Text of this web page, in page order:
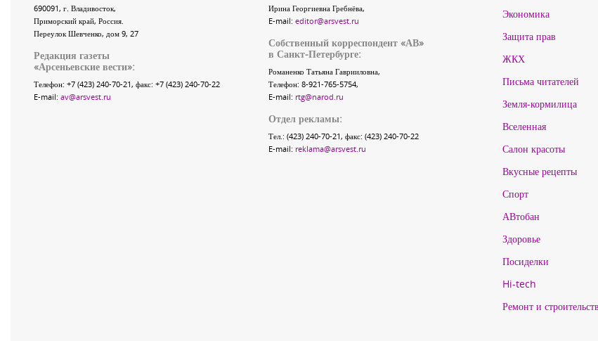
690091, г. Владивосток,
Приморский край, Россия.
Переулок Шевченко, дом 9, 27
Редакция газеты
«Арсеньевские вести»:
Телефон: +7 (423) 240-70-21, факс: +7 (423) 240-70-22
E-mail: av@arsvest.ru
Ирина Георгиевна Гребнёва,
E-mail: editor@arsvest.ru
Собственный корреспондент «АВ»
в Санкт-Петербурге:
Романенко Татьяна Гаврииловна,
Телефон: 8-921-765-5754,
E-mail: rtg@narod.ru
Отдел рекламы:
Тел.: (423) 240-70-21, факс: (423) 240-70-22
E-mail: reklama@arsvest.ru
Экономика
Защита прав
ЖКХ
Письма читателей
Земля-кормилица
Вселенная
Салон красоты
Вкусные рецепты
Спорт
АВтобан
Здоровье
Посиделки
Hi-tech
Ремонт и